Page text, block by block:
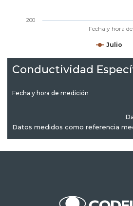
Fecha y hora
Julio
200
Conductividad
Fecha y hora de medición
Datos medidos como referencia